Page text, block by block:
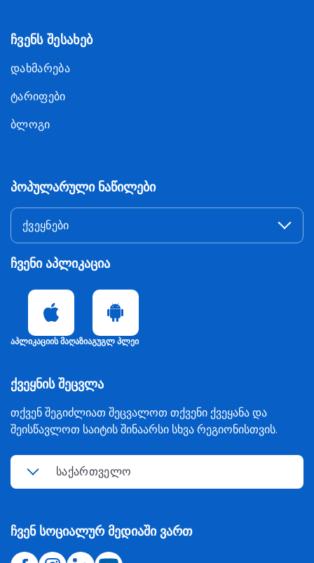
ჩვენს შესახებ
დახმარება
ტარიფები
ბლოგი
პოპულარული ნაწილები
ქვეყნები
ჩვენი აპლიკაცია
აპლიკაციის მაღაზიაგუგლ პლეი
ქვეყნის შეცვლა
თქვენ შეგიძლიათ შეცვალოთ თქვენი ქვეყანა და
შეისწავლოთ საიტის შინაარსი სხვა რეგიონისთვის.
საქართველო
ჩვენ სოციალურ მედიაში ვართ